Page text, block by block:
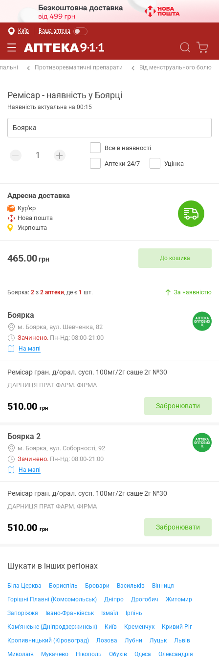
Київ Ваша аптека
Противоревматичні препарати Від менструального болю
Ремісар - наявність у Боярці
Наявність актуальна на 00:15
Все в наявності
Аптеки 24/7 Уцінка
Адресна доставка
Кур'єр
Нова пошта
Укрпошта
465.00грн До кошика
Боярка: 2 з 2 аптеки, де є 1 шт. За наявністю
Боярка
м. Боярка, вул. Шевченка, 82
Зачинено. Пн-Нд: 08:00-21:00
На мапі
Ремісар гран. д/орал. сусп. 100мг/2г саше 2г №30
ДАРНИЦЯ ПРАТ ФАРМ. ФІРМА
510.00 грн Забронювати
Боярка 2
м. Боярка, вул. Соборності, 92
Зачинено. Пн-Нд: 08:00-21:00
На мапі
Ремісар гран. д/орал. сусп. 100мг/2г саше 2г №30
ДАРНИЦЯ ПРАТ ФАРМ. ФІРМА
510.00 грн Забронювати
Шукати в інших регіонах
Біла Церква Бориспіль Бровари Васильків
Вінниця
Горішні Плавні (Комсомольськ)
Дніпро Дрогобич
Житомир
Запоріжжя
Івано-Франківськ Ізмаїл
Ірпінь
Кам'янське (Дніпродзержинськ)
Київ Кременчук
Кривий Ріг
Кропивницький (Кіровоград)
Лозова Лубни Луцьк
Львів
Миколаїв
Мукачево Нікополь Обухів Одеса
Олександрія